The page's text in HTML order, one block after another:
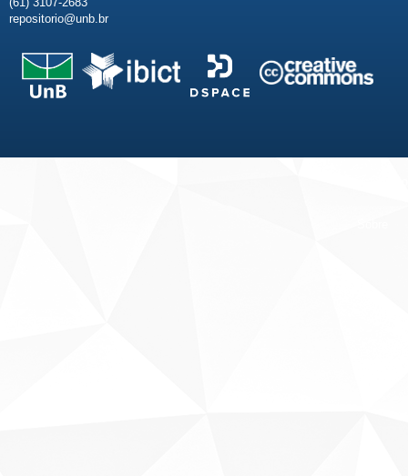
repositorio@unb.br